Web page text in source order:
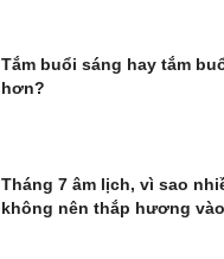
Tắm buổi sáng hay tắm
hơn?
Tháng 7 âm lịch, vì sao
không nên thắp hương